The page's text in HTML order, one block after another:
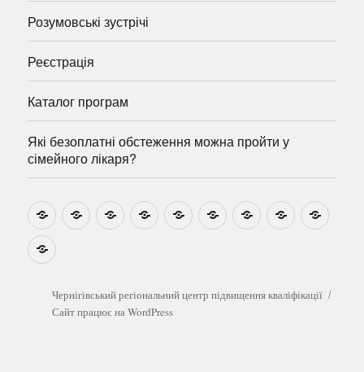
Розумовські зустрічі
Реєстрація
Каталог програм
Які безоплатні обстеження можна пройти у
сімейного лікаря?
НовиниНавчально-
методичні
Ми
на
Звіти Про
центр
План
графік
Розумовські
зустрічі
Реєстрація
Які
безоплатні
можна
пройти
у
Чернігівський регіональний центр підвищення кваліфікації
Сайт працює на WordPress